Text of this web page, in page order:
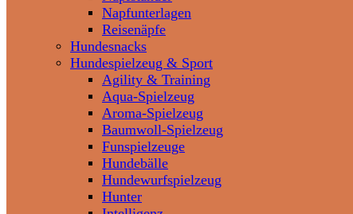
Napfunterlagen
Reisenäpfe
Hundesnacks
Hundespielzeug & Sport
Agility & Training
Aqua-Spielzeug
Aroma-Spielzeug
Baumwoll-Spielzeug
Funspielzeuge
Hundebälle
Hundewurfspielzeug
Hunter